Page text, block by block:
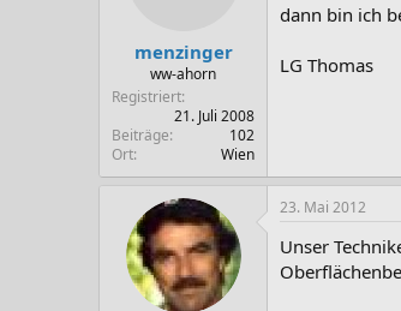
menzinger
ww-ahorn
Registriert
21. Juli 2008
Beiträge
102
Ort
Wien
dann bin ich
LG Thomas
23. Mai 2012
Unser